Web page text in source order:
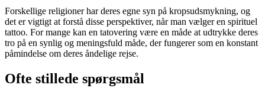
Forskellige religioner har deres egne syn på kropsudsmykning, og
det er vigtigt at forstå disse perspektiver, når man vælger en spirituel
tattoo. For mange kan en tatovering være en måde at udtrykke deres
tro på en synlig og meningsfuld måde, der fungerer som en konstant
påmindelse om deres åndelige rejse.
Ofte stillede spørgsmål